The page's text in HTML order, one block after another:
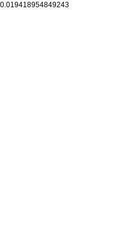
0.019418954849243